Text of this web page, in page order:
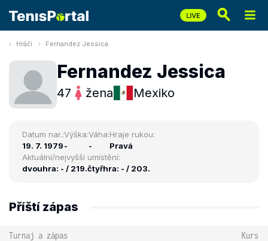
Hráči Fernandez Jessica
Fernandez Jessica
47 žena Mexiko
Datum nar.:
19. 7. 1979
Výška:
-
Váha:
-
Hraje rukou:
Pravá
Aktuální/nejvyšší umístění:
dvouhra: - / 219.čtyřhra: - / 203.
Příští zápas
Turnaj a zápas Kurs